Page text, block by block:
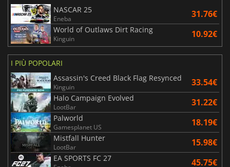
NASCAR 25
Eneba 31.76€
World of Outlaws Dirt Racing
Kinguin 10.92€
I PIÙ POPOLARI
Assassin's Creed Black Flag Resynced
Kinguin 33.54€
Halo Campaign Evolved
LootBar 31.22€
Palworld
Gamesplanet US 18.19€
Mistfall Hunter
LootBar 15.98€
EA SPORTS FC 27 45.75€